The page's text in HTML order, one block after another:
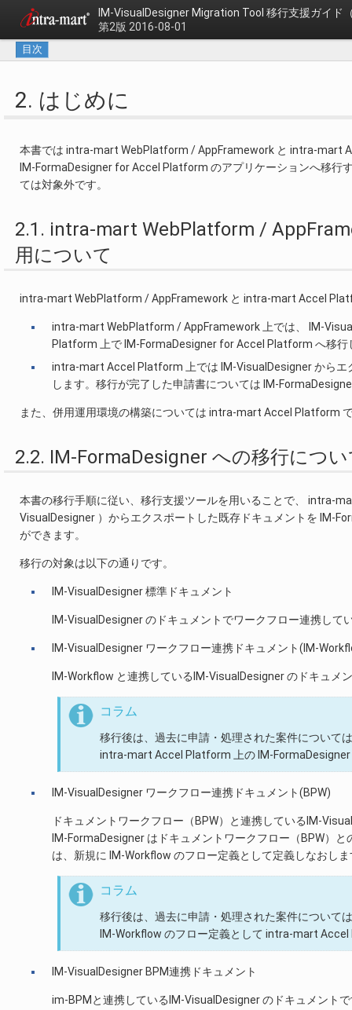
IM-VisualDesigner Migration Tool 移行支援ガイド
第2版 2016-08-01
目次
2. はじめに
本書では intra-mart WebPlatform / AppFramework と intra-mart
IM-FormaDesigner for Accel Platform のアプリケーションへ移行
ては対象外です。
2.1. intra-mart WebPlatform /
用について
intra-mart WebPlatform / AppFramework と intra-mart Accel
intra-mart WebPlatform / AppFramework 上では、 IM-
Platform 上で IM-FormaDesigner for Accel Platform へ移
intra-mart Accel Platform 上では IM-VisualDesigner から
します。移行が完了した申請書については IM-
また、併用運用環境の構築については intra-mart Accel Platform
2.2. IM-FormaDesigner への移行につ
本書の移行手順に従い、移行支援ツールを用いることで、 intra-
VisualDesigner ）からエクスポートした既存ドキュメントを IM-
ができます。
移行の対象は以下の通りです。
IM-VisualDesigner 標準ドキュメント
IM-VisualDesigner のドキュメントでワークフロー連携して
IM-VisualDesigner ワークフロー連携ドキュメント(IM-
IM-Workflow と連携しているIM-VisualDesigner のドキュメ
コラム
移行後は、過去に申請・処理された案件につい
intra-mart Accel Platform 上の IM-FormaDesigner
IM-VisualDesigner ワークフロー連携ドキュメント(BPW)
ドキュメントワークフロー（BPW）と連携しているIM-
IM-FormaDesigner はドキュメントワークフロー（BPW）
は、新規に IM-Workflow のフロー定義として定義しなおしま
コラム
移行後は、過去に申請・処理された案件につい
IM-Workflow のフロー定義として intra-mart
IM-VisualDesigner BPM連携ドキュメント
im-BPMと連携しているIM-VisualDesigner のドキュメント